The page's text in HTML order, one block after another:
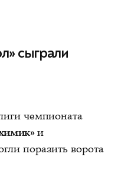
сыграли
чемпионата
и
поразить ворота